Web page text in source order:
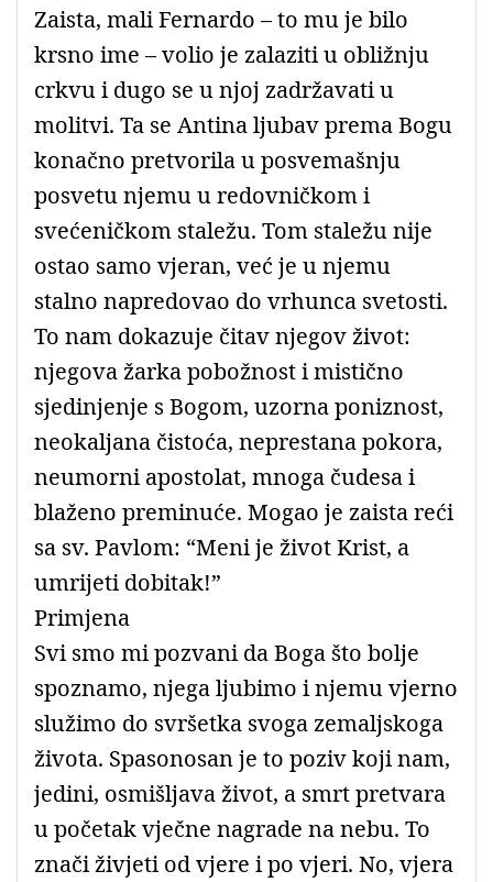
Zaista, mali Fernardo – to mu je bilo
krsno ime – volio je zalaziti u obližnju
crkvu i dugo se u njoj zadržavati u
molitvi. Ta se Antina ljubav prema Bogu
konačno pretvorila u posvemašnju
posvetu njemu u redovničkom i
svećeničkom staležu. Tom staležu nije
ostao samo vjeran, već je u njemu
stalno napredovao do vrhunca svetosti.
To nam dokazuje čitav njegov život:
njegova žarka pobožnost i mistično
sjedinjenje s Bogom, uzorna poniznost,
neokaljana čistoća, neprestana pokora,
neumorni apostolat, mnoga čudesa i
blaženo preminuće. Mogao je zaista reći
sa sv. Pavlom: “Meni je život Krist, a
umrijeti dobitak!”
Primjena
Svi smo mi pozvani da Boga što bolje
spoznamo, njega ljubimo i njemu vjerno
služimo do svršetka svoga zemaljskoga
života. Spasonosan je to poziv koji nam,
jedini, osmišljava život, a smrt pretvara
u početak vječne nagrade na nebu. To
znači živjeti od vjere i po vjeri. No, vjera